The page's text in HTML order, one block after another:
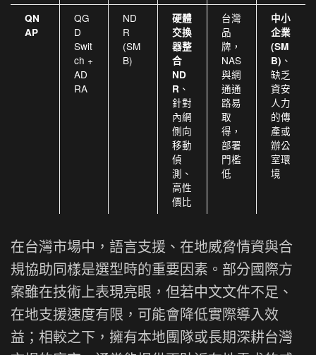
QN
AP
QG
D
Swit
ch +
AD
RA
ND
R
(SM
B)
硬體
交換
器整
合
ND
R 、
針對
內網
側向
移動
偵
測、
高性
價比
台灣
品
牌，
NAS
與網
通通
路易
取
得，
部署
門檻
低
中小
企業
(SM
B) 、
缺乏
資安
人力
的傳
產或
辦公
室環
境
在台灣市場中，語言支援、在地威脅情資與合
規協助同樣是選型時的重要因素。部分國際方
案雖在技術上表現亮眼，但若中文文件不足、
在地支援速度有限，可能會降低實際導入效
益；相較之下，擁有本地團隊或長期深耕台灣